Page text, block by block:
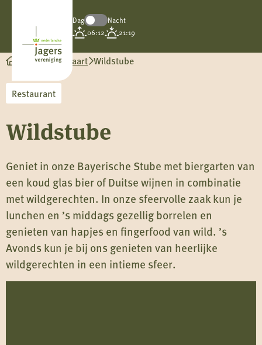
Koninklijke
Nederlandse
Jagersvereniging
Dag
Nacht
06:12
21:19
Wild op de kaart Wildstube
Restaurant
Wildstube
Geniet in onze Bayerische Stube met biergarten van
een koud glas bier of Duitse wijnen in combinatie
met wildgerechten. In onze sfeervolle zaak kun je
lunchen en ’s middags gezellig borrelen en
genieten van hapjes en fingerfood van wild. ’s
Avonds kun je bij ons genieten van heerlijke
wildgerechten in een intieme sfeer.